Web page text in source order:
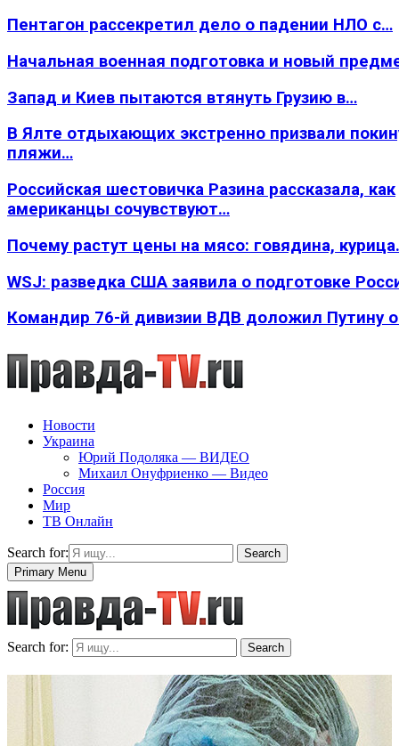
Пентагон рассекретил дело о падении НЛО с…
Начальная военная подготовка и новый
Запад и Киев пытаются втянуть Грузию в…
В Ялте отдыхающих экстренно призвали
пляжи…
Российская шестовичка Разина рассказала, как
американцы сочувствуют…
Почему растут цены на мясо: говядина,
WSJ: разведка США заявила о подготовке
Командир 76-й дивизии ВДВ доложил Путину
Новости
Украина
Юрий Подоляка — ВИДЕО
Михаил Онуфриенко — Видео
Россия
Мир
ТВ Онлайн
Search for:
Search
Primary Menu
Search for: Search